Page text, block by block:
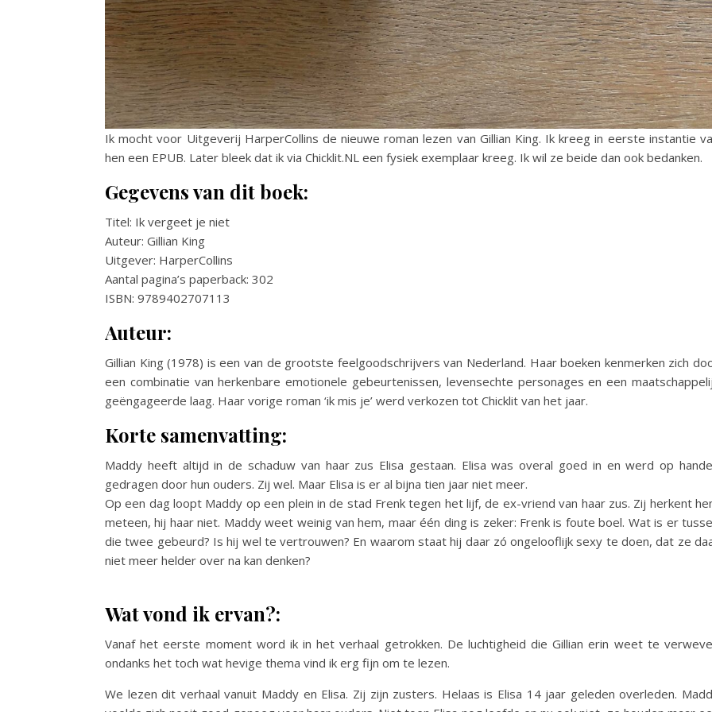
Ik mocht voor Uitgeverij HarperCollins de nieuwe roman lezen van Gillian King. Ik kreeg in eerste instantie
hen een EPUB. Later bleek dat ik via Chicklit.NL een fysiek exemplaar kreeg. Ik wil ze beide dan ook bedanken.
Gegevens van dit boek:
Titel: Ik vergeet je niet
Auteur: Gillian King
Uitgever: HarperCollins
Aantal pagina’s paperback: 302
ISBN: 9789402707113
Auteur:
Gillian King (1978) is een van de grootste feelgoodschrijvers van Nederland. Haar boeken kenmerken zich
een combinatie van herkenbare emotionele gebeurtenissen, levensechte personages en een
geëngageerde laag. Haar vorige roman ‘ik mis je’ werd verkozen tot Chicklit van het jaar.
Korte samenvatting:
Maddy heeft altijd in de schaduw van haar zus Elisa gestaan. Elisa was overal goed in en werd op
gedragen door hun ouders. Zij wel. Maar Elisa is er al bijna tien jaar niet meer.
Op een dag loopt Maddy op een plein in de stad Frenk tegen het lijf, de ex-vriend van haar zus. Zij herkent
meteen, hij haar niet. Maddy weet weinig van hem, maar één ding is zeker: Frenk is foute boel. Wat is er
die twee gebeurd? Is hij wel te vertrouwen? En waarom staat hij daar zó ongelooflijk sexy te doen, dat ze
niet meer helder over na kan denken?
Wat vond ik ervan?:
Vanaf het eerste moment word ik in het verhaal getrokken. De luchtigheid die Gillian erin weet te
ondanks het toch wat hevige thema vind ik erg fijn om te lezen.
We lezen dit verhaal vanuit Maddy en Elisa. Zij zijn zusters. Helaas is Elisa 14 jaar geleden overleden.